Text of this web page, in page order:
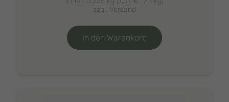
zzgl. Versand
In den Warenkorb